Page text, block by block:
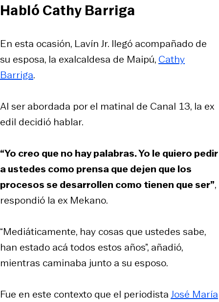
Habló Cathy Barriga
En esta ocasión, Lavín Jr. llegó acompañado de
su esposa, la exalcaldesa de Maipú, Cathy
Barriga.
Al ser abordada por el matinal de Canal 13, la ex
edil decidió hablar.
“Yo creo que no hay palabras. Yo le quiero pedir
a ustedes como prensa que dejen que los
procesos se desarrollen como tienen que ser”,
respondió la ex Mekano.
“Mediáticamente, hay cosas que ustedes sabe,
han estado acá todos estos años”, añadió,
mientras caminaba junto a su esposo.
Fue en este contexto que el periodista José María